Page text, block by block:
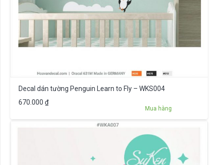
Decal dán tường Penguin Learn to Fly – WKS004
670.000 ₫
Mua hàng